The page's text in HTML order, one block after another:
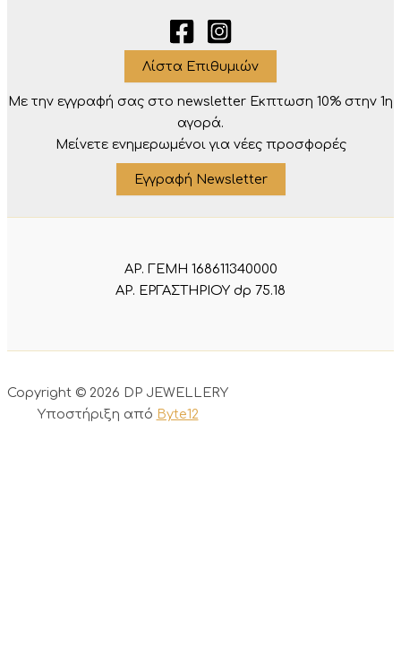
Λίστα Επιθυμιών
Με την εγγραφή σας στο newsletter Eκπτωση 10% στην 1η
αγορά.
Μείνετε ενημερωμένοι για νέες προσφορές
Εγγραφή Newsletter
ΑΡ. ΓΕΜΗ 168611340000
ΑΡ. ΕΡΓΑΣΤΗΡΙΟΥ dp 75.18
Copyright © 2026 DP JEWELLERY
Υποστήριξη από Byte12